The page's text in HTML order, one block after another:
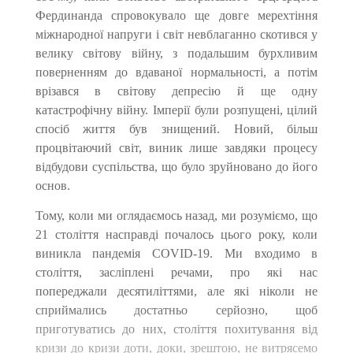
Фердинанда спровокувало ще довге мерехтіння
міжнародної напруги і світ невблаганно скотився у
велику світову війну, з подальшим бурхливим
поверненням до вдаваної нормальності, а потім
врізався в світову депресію й ще одну
катастрофічну війну. Імперії були розпущені, цілий
спосіб життя був знищений. Новий, більш
процвітаючий світ, виник лише завдяки процесу
відбудови суспільства, що було зруйновано до його
основ.
Тому, коли ми оглядаємось назад, ми розуміємо, що
21 століття насправді почалось цього року, коли
виникла пандеміяCOVID-19. Ми входимо в
століття, засліплені речами, про які нас
попереджали десятиліттями, але які ніколи не
сприймались достатньо серйозно, щоб
приготуватись до них, століття похитування від
кризи до кризи доти, доки, зрештою, не витрясемо